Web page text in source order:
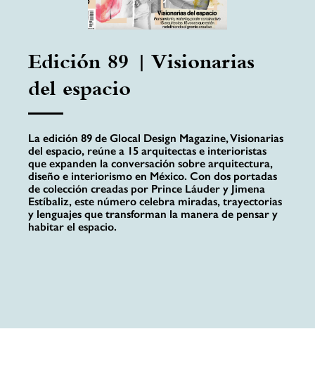
Edición 89 | Visionarias
del espacio
La edición 89 de Glocal Design Magazine, Visionarias
del espacio, reúne a 15 arquitectas e interioristas
que expanden la conversación sobre arquitectura,
diseño e interiorismo en México. Con dos portadas
de colección creadas por Prince Láuder y Jimena
Estíbaliz, este número celebra miradas, trayectorias
y lenguajes que transforman la manera de pensar y
habitar el espacio.